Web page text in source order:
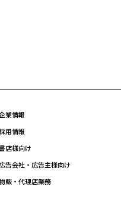
業情報
用情報
店様向け
告会社・広告主様向け
販・代理店業務